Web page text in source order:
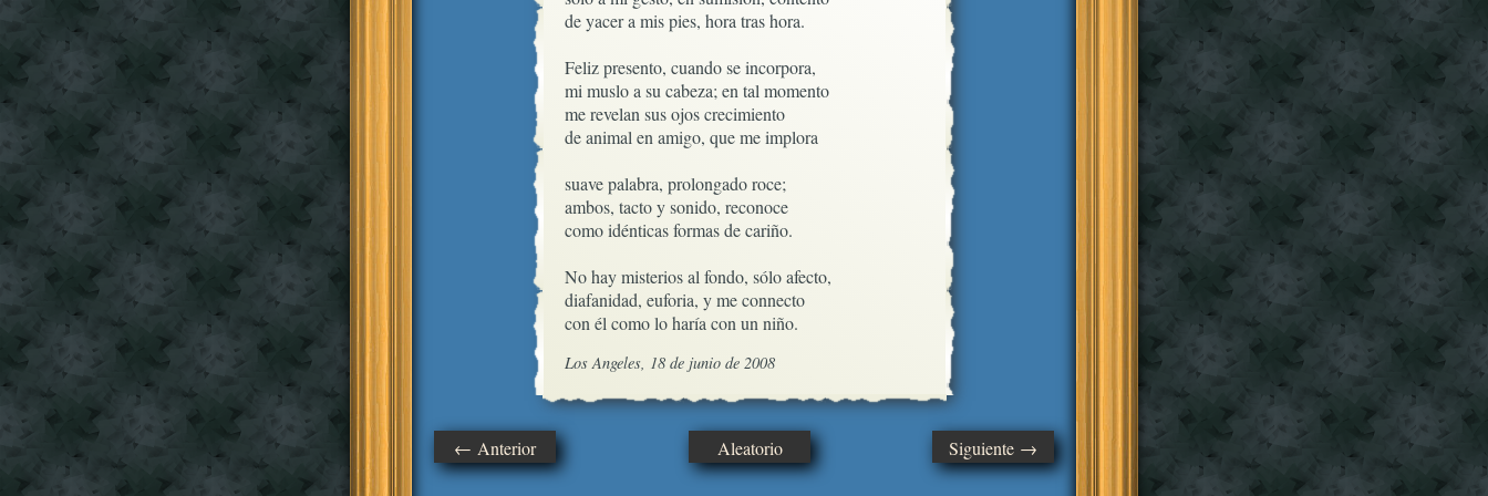
de yacer a mis pies, hora tras hora.
Feliz presento, cuando se incorpora,
mi muslo a su cabeza; en tal momento
me revelan sus ojos crecimiento
de animal en amigo, que me implora
suave palabra, prolongado roce;
ambos, tacto y sonido, reconoce
como idénticas formas de cariño.
No hay misterios al fondo, sólo afecto,
diafanidad, euforia, y me connecto
con él como lo haría con un niño.
Los Angeles, 18 de junio de 2008
← Anterior Aleatorio Siguiente →